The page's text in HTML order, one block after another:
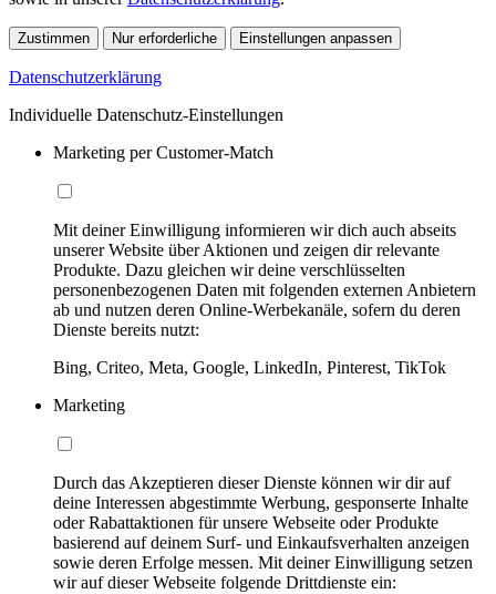
Zustimmen Nur erforderliche Einstellungen anpassen
Datenschutzerklärung
Individuelle Datenschutz-Einstellungen
Marketing per Customer-Match
Mit deiner Einwilligung informieren wir dich auch abseits
unserer Website über Aktionen und zeigen dir relevante
Produkte. Dazu gleichen wir deine verschlüsselten
personenbezogenen Daten mit folgenden externen Anbietern
ab und nutzen deren Online-Werbekanäle, sofern du deren
Dienste bereits nutzt:
Bing, Criteo, Meta, Google, LinkedIn, Pinterest, TikTok
Marketing
Durch das Akzeptieren dieser Dienste können wir dir auf
deine Interessen abgestimmte Werbung, gesponserte Inhalte
oder Rabattaktionen für unsere Webseite oder Produkte
basierend auf deinem Surf- und Einkaufsverhalten anzeigen
sowie deren Erfolge messen. Mit deiner Einwilligung setzen
wir auf dieser Webseite folgende Drittdienste ein: